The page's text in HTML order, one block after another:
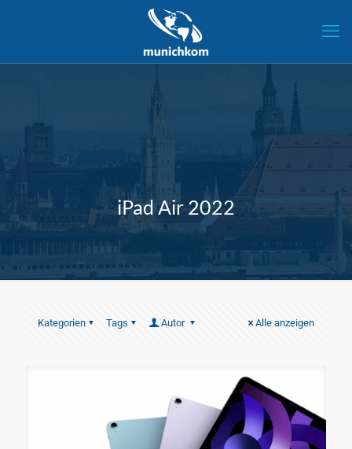
iPad Air 2022
Kategorien Tags Autor Alle anzeigen